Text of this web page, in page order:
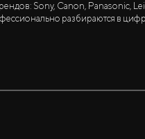
Sony, Canon, Panasonic,
разбираются в